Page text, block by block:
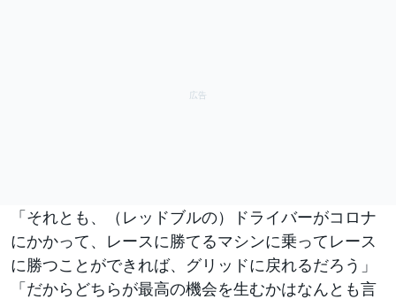
「それとも、（レッドブルの）ドライバーがコロナ
にかかって、レースに勝てるマシンに乗ってレース
に勝つことができれば、グリッドに戻れるだろう」
「だからどちらが最高の機会を生むかはなんとも言